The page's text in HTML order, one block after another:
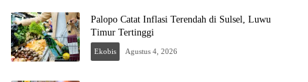
Palopo Catat Inflasi Terendah di Sulsel, Luwu
Timur Tertinggi
Ekobis Agustus 4, 2026